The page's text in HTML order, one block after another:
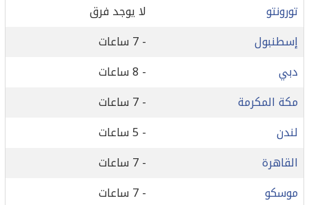
تورونتو
لا يوجد فرق
إسطنبول
- 7 ساعات
دبي
- 8 ساعات
مكة المكرمة
- 7 ساعات
لندن
- 5 ساعات
القاهرة
- 7 ساعات
موسكو
- 7 ساعات